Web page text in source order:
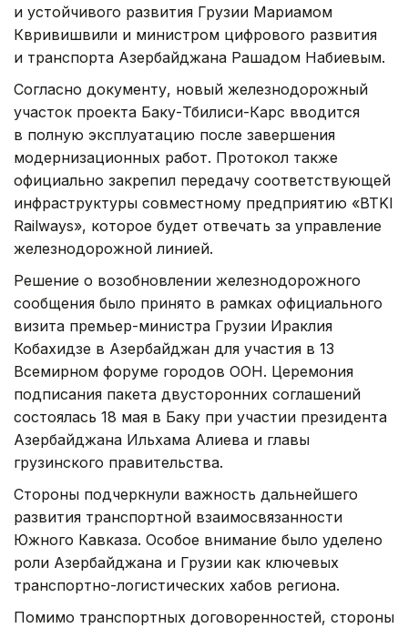
и устойчивого развития Грузии Мариамом
Квривишвили и министром цифрового развития
и транспорта Азербайджана Рашадом Набиевым.
Согласно документу, новый железнодорожный
участок проекта Баку-Тбилиси-Карс вводится
в полную эксплуатацию после завершения
модернизационных работ. Протокол также
официально закрепил передачу соответствующей
инфраструктуры совместному предприятию «BTKI
Railways», которое будет отвечать за управление
железнодорожной линией.
Решение о возобновлении железнодорожного
сообщения было принято в рамках официального
визита премьер-министра Грузии Ираклия
Кобахидзе в Азербайджан для участия в 13
Всемирном форуме городов ООН. Церемония
подписания пакета двусторонних соглашений
состоялась 18 мая в Баку при участии президента
Азербайджана Ильхама Алиева и главы
грузинского правительства.
Стороны подчеркнули важность дальнейшего
развития транспортной взаимосвязанности
Южного Кавказа. Особое внимание было уделено
роли Азербайджана и Грузии как ключевых
транспортно-логистических хабов региона.
Помимо транспортных договоренностей, стороны